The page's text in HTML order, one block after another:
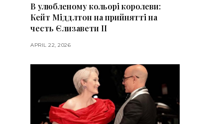
В улюбленому кольорі королеви:
Кейт Міддлтон на прийнятті на
честь Єлизавети II
APRIL 22, 2026